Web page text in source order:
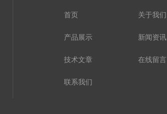
首页 关于我们
产品展示 新闻资讯
技术文章 在线留言
联系我们